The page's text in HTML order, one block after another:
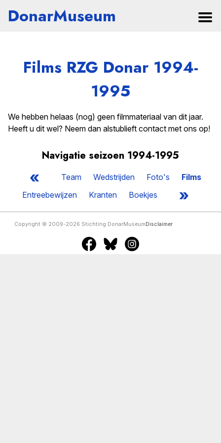
DonarMuseum
Films RZG Donar 1994-
1995
We hebben helaas (nog) geen filmmateriaal van dit jaar.
Heeft u dit wel? Neem dan alstublieft contact met ons op!
Navigatie seizoen 1994-1995
« Team Wedstrijden Foto's
Films
Entreebewijzen
Kranten Boekjes »
Copyright © 2009-2026 Stichting DonarMuseum Disclaimer